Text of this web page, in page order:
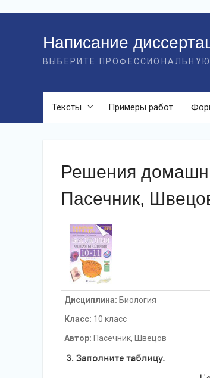
Написание
ВЫБЕРИТЕ
Тексты Примеры работ
Решения
Пасечник,
Дисциплина: Биология
Класс: 10 класс
Автор: Пасечник, Швецов